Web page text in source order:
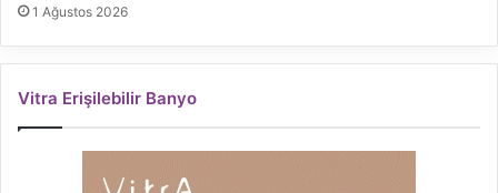
1 Ağustos 2026
Vitra Erişilebilir Banyo